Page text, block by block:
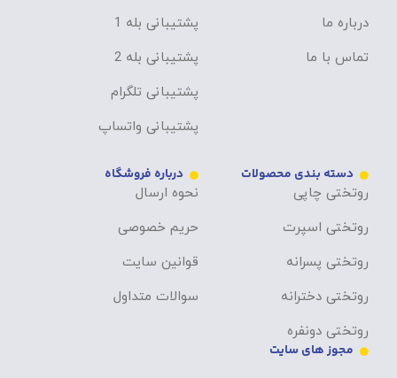
درباره ما
تماس با ما
پشتیبانی بله 1
پشتیبانی بله 2
پشتیبانی تلگرام
پشتیبانی واتساپ
دسته بندی محصولات
روتختی چاپی
روتختی اسپرت
روتختی پسرانه
روتختی دخترانه
روتختی دونفره
درباره فروشگاه
نحوه ارسال
حریم خصوصی
قوانین سایت
سوالات متداول
مجوز های سایت